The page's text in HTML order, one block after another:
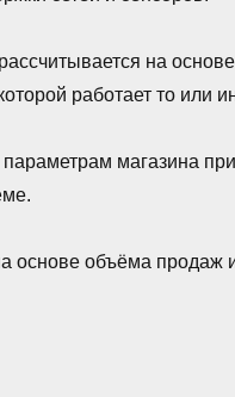
на
работает то или
магазина
основе объёма продаж